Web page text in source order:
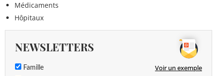
Médicaments
Hôpitaux
NEWSLETTERS
Famille Voir un exemple